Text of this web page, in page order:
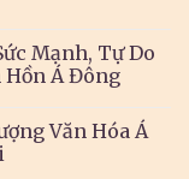
Mạnh, Tự Do
Á Đông
Văn Hóa Á